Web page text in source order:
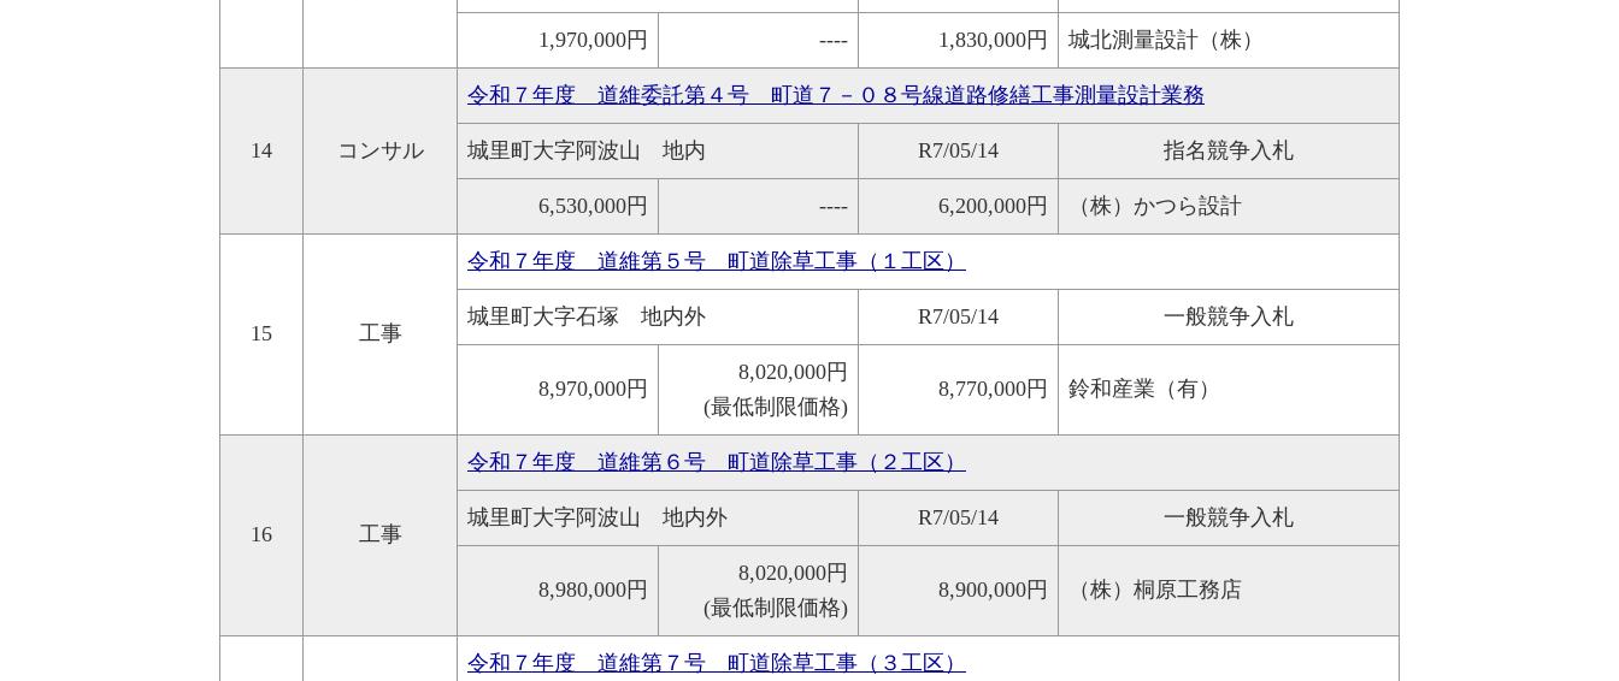
1,970,000円 ---- 1,830,000円 城北測量設計（株）
14 コンサル
令和７年度 道維委託第４号 町道７－０８号線道路修繕工事測量設計業務
城里町大字阿波山 地内 R7/05/14 指名競争入札
6,530,000円 ---- 6,200,000円 （株）かつら設計
15 工事
令和７年度 道維第５号 町道除草工事（１工区）
城里町大字石塚 地内外 R7/05/14 一般競争入札
8,970,000円
8,020,000円
(最低制限価格)
8,770,000円 鈴和産業（有）
16 工事
令和７年度 道維第６号 町道除草工事（２工区）
城里町大字阿波山 地内外 R7/05/14 一般競争入札
8,980,000円
8,020,000円
(最低制限価格)
8,900,000円 （株）桐原工務店
令和７年度 道維第７号 町道除草工事（３工区）